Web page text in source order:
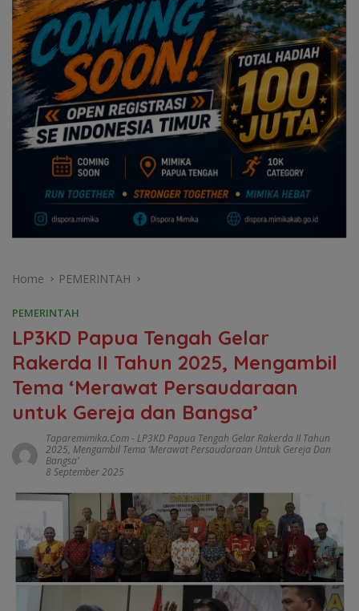
Home PEMERINTAH
PEMERINTAH
LP3KD Papua Tengah Gelar
Rakerda II Tahun 2025, Mengambil
Tema ‘Merawat Persaudaraan
untuk Gereja dan Bangsa’
Taparemimika.com- LP3KD Papua Tengah Gelar Rakerda II Tahun
2025, Mengambil Tema ‘Merawat Persaudaraan Untuk Gereja Dan
Bangsa’
8 September 2025